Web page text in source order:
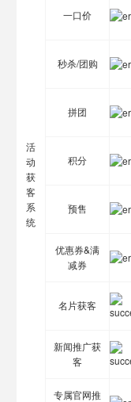
活
动
获
客
系
统
一口价
秒杀/团购
拼团
积分
预售
优惠券&满
减券
名片获客
新闻推广获
客
专属官网推